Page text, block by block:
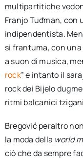
multipartitiche
Franjo Tuđman, con
indipendentista.
si frantuma, con
a suon di musica,
rock” e intanto il
rock dei Bijelo
ritmi balcanici
Bregović peraltro
la moda della world
ciò che da sempre